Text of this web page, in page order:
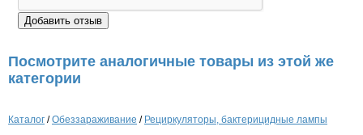
Посмотрите аналогичные товары из этой же
категории
Каталог /Обеззараживание / Рециркуляторы, бактерицидные лампы